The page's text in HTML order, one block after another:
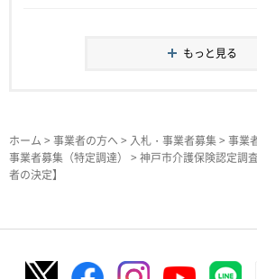
もっと見る
ホーム > 事業者の方へ > 入札・事業者募集> 事業
事業者募集（特定調達）
> 神戸市介護保険認定調
者の決定】